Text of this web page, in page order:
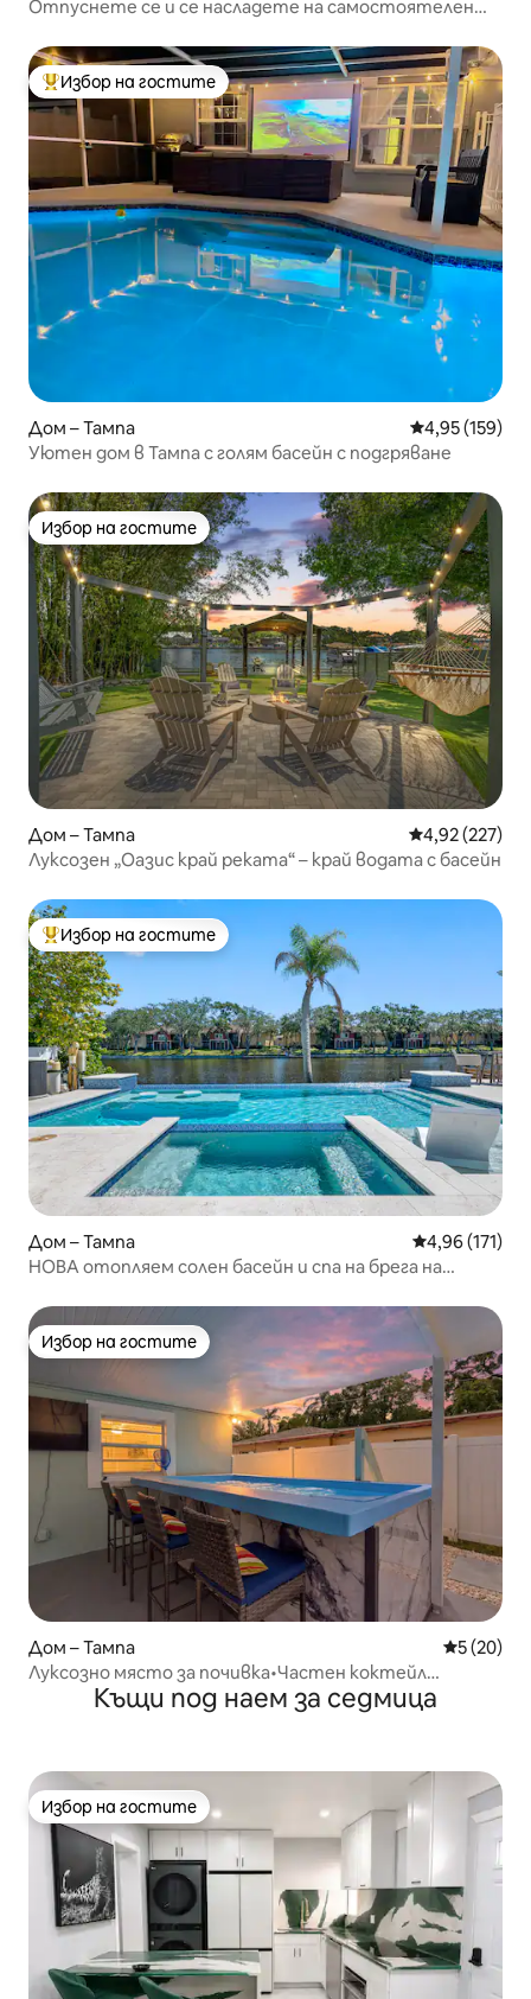
Отпуснете се и се насладете на самостоятелен
Най-популярен избор на гостите
Избор на гостите
Дом – Тампа Средна
4,95 (159)
Уютен дом в Тампа с голям басейн с подгряване
Избор на гостите
Избор на гостите
Дом – Тампа Средна
4,92 (227)
Луксозен „Оазис край реката“ – край водата с басейн
Най-популярен избор на гостите
Избор на гостите
Дом – Тампа Средна
4,96 (171)
НОВА отопляем солен басейн и спа на брега на
Избор на гостите
Избор на гостите
Дом – Тампа Средна
5 (20)
Луксозно място за почивка•Частен коктейл
басейн•На 1 миля от зоопарка
Къщи под наем за седмица
Избор на гостите
Избор на гостите